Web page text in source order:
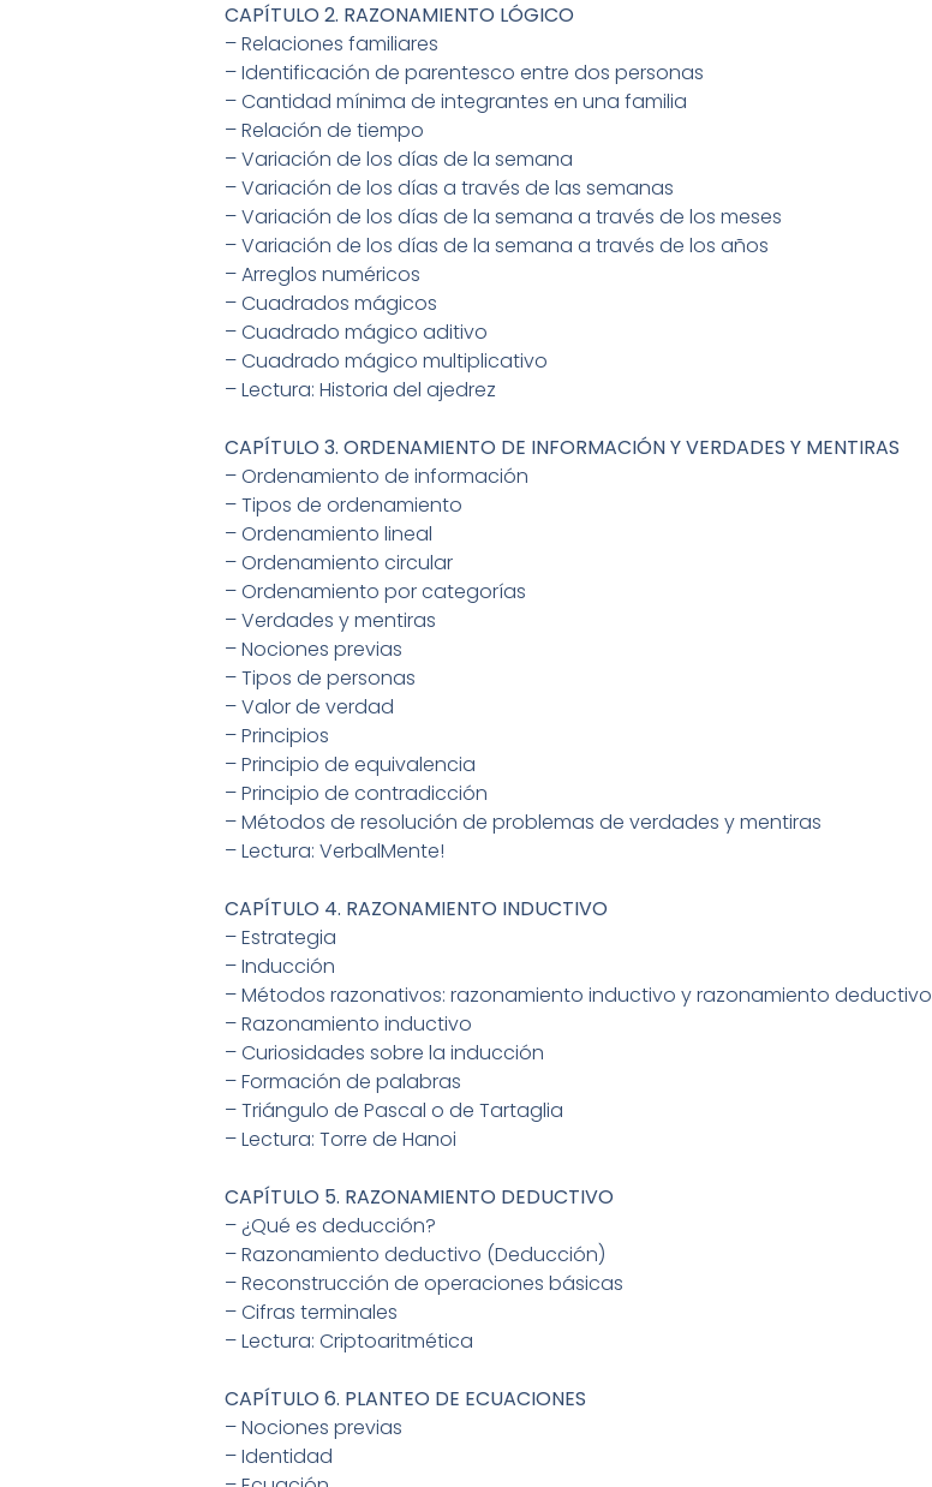
CAPÍTULO 2. RAZONAMIENTO LÓGICO
– Relaciones familiares
– Identificación de parentesco entre dos personas
– Cantidad mínima de integrantes en una familia
– Relación de tiempo
– Variación de los días de la semana
– Variación de los días a través de las semanas
– Variación de los días de la semana a través de los meses
– Variación de los días de la semana a través de los años
– Arreglos numéricos
– Cuadrados mágicos
– Cuadrado mágico aditivo
– Cuadrado mágico multiplicativo
– Lectura: Historia del ajedrez
CAPÍTULO 3. ORDENAMIENTO DE INFORMACIÓN Y VERDADES Y MENTIRAS
– Ordenamiento de información
– Tipos de ordenamiento
– Ordenamiento lineal
– Ordenamiento circular
– Ordenamiento por categorías
– Verdades y mentiras
– Nociones previas
– Tipos de personas
– Valor de verdad
– Principios
– Principio de equivalencia
– Principio de contradicción
– Métodos de resolución de problemas de verdades y mentiras
– Lectura: VerbalMente!
CAPÍTULO 4. RAZONAMIENTO INDUCTIVO
– Estrategia
– Inducción
– Métodos razonativos: razonamiento inductivo y razonamiento deductivo
– Razonamiento inductivo
– Curiosidades sobre la inducción
– Formación de palabras
– Triángulo de Pascal o de Tartaglia
– Lectura: Torre de Hanoi
CAPÍTULO 5. RAZONAMIENTO DEDUCTIVO
– ¿Qué es deducción?
– Razonamiento deductivo (Deducción)
– Reconstrucción de operaciones básicas
– Cifras terminales
– Lectura: Criptoaritmética
CAPÍTULO 6. PLANTEO DE ECUACIONES
– Nociones previas
– Identidad